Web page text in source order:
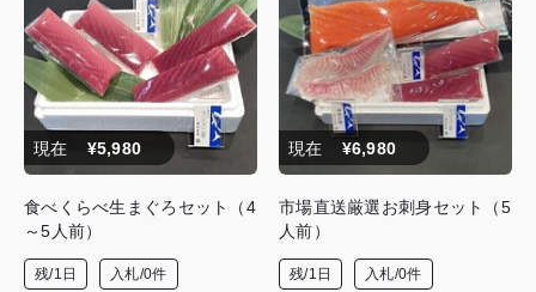
現在 ¥5,980
食べくらべ生まぐろセット（4
～5人前）
残/1日 入札/0件
現在 ¥6,980
市場直送厳選お刺身セット（5
人前）
残/1日 入札/0件